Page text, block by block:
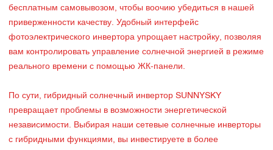
бесплатным самовывозом, чтобы воочию убедиться в нашей
приверженности качеству. Удобный интерфейс
фотоэлектрического инвертора упрощает настройку, позволяя
вам контролировать управление солнечной энергией в режиме
реального времени с помощью ЖК-панели.
По сути, гибридный солнечный инвертор SUNNYSKY
превращает проблемы в возможности энергетической
независимости. Выбирая наши сетевые солнечные инверторы
с гибридными функциями, вы инвестируете в более